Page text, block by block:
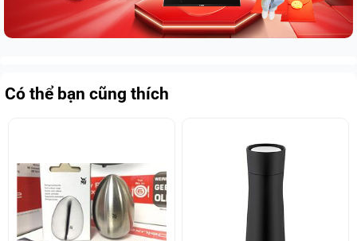
Có thể bạn cũng thích